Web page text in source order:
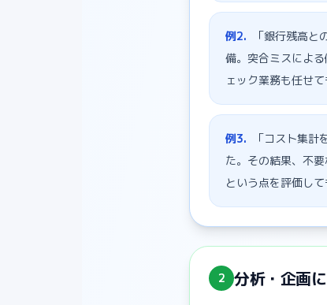
例2.
「銀行残高
備。突合ミスによ
ェック業務も任せ
例3.
「コスト集
た。その結果、不
という点を評価し
2 分析・企画